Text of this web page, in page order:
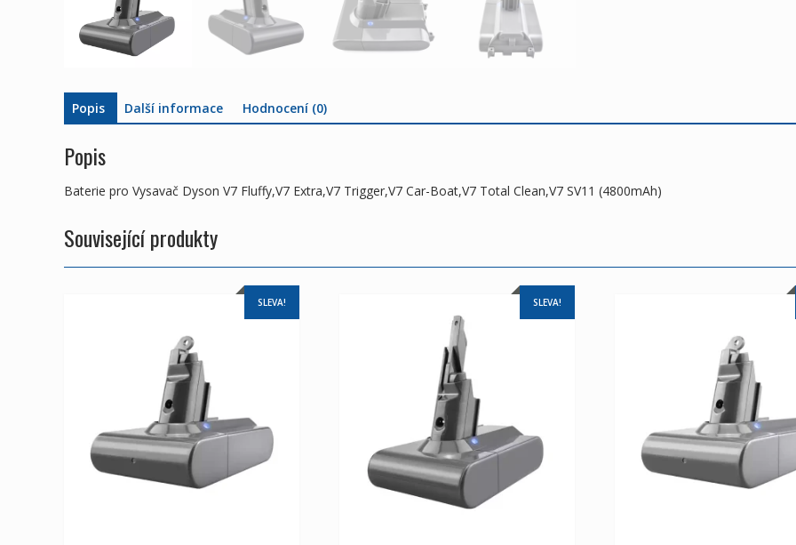
Popis Další informace Hodnocení (0)
Popis
Baterie pro Vysavač Dyson V7 Fluffy,V7 Extra,V7 Trigger,V7 Car-Boat,V7 Total Clean,V7 SV11 (4800mAh)
Související produkty
SLEVA! SLEVA!